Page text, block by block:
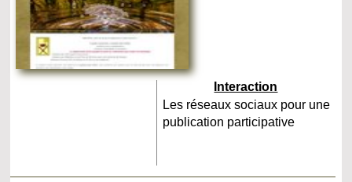
Interaction
Les réseaux sociaux pour une
publication participative